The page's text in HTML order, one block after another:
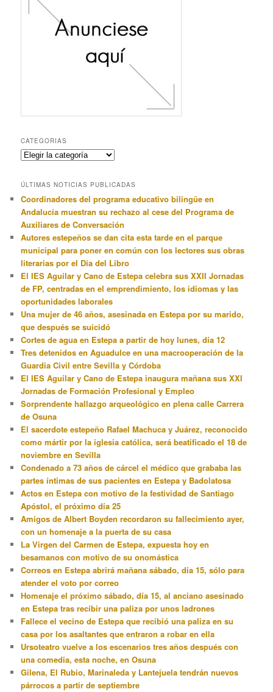
CATEGORIAS
Categorias
ÚLTIMAS NOTICIAS PUBLICADAS
Coordinadores del programa educativo bilingüe en
Andalucía muestran su rechazo al cese del Programa de
Auxiliares de Conversación
Autores estepeños se dan cita esta tarde en el parque
municipal para poner en común con los lectores sus obras
literarias por el Día del Libro
El IES Aguilar y Cano de Estepa celebra sus XXII Jornadas
de FP, centradas en el emprendimiento, los idiomas y las
oportunidades laborales
Una mujer de 46 años, asesinada en Estepa por su marido,
que después se suicidó
Cortes de agua en Estepa a partir de hoy lunes, día 12
Tres detenidos en Aguadulce en una macrooperación de la
Guardia Civil entre Sevilla y Córdoba
El IES Aguilar y Cano de Estepa inaugura mañana sus XXI
Jornadas de Formación Profesional y Empleo
Sorprendente hallazgo arqueológico en plena calle Carrera
de Osuna
El sacerdote estepeño Rafael Machuca y Juárez, reconocido
como mártir por la iglesia católica, será beatificado el 18 de
noviembre en Sevilla
Condenado a 73 años de cárcel el médico que grababa las
partes íntimas de sus pacientes en Estepa y Badolatosa
Actos en Estepa con motivo de la festividad de Santiago
Apóstol, el próximo día 25
Amigos de Albert Boyden recordaron su fallecimiento ayer,
con un homenaje a la puerta de su casa
La Virgen del Carmen de Estepa, expuesta hoy en
besamanos con motivo de su onomástica
Correos en Estepa abrirá mañana sábado, día 15, sólo para
atender el voto por correo
Homenaje el próximo sábado, día 15, al anciano asesinado
en Estepa tras recibir una paliza por unos ladrones
Fallece el vecino de Estepa que recibió una paliza en su
casa por los asaltantes que entraron a robar en ella
Ursoteatro vuelve a los escenarios tres años después con
una comedia, esta noche, en Osuna
Gilena, El Rubio, Marinaleda y Lantejuela tendrán nuevos
párrocos a partir de septiembre